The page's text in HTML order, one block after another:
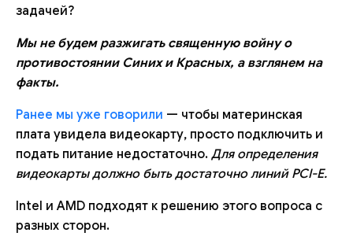
задачей?
Мы не будем разжигать священную войну о
противостоянии Синих и Красных, а взглянем на
факты.
Ранее мы уже говорили — чтобы материнская
плата увидела видеокарту, просто подключить и
подать питание недостаточно. Для определения
видеокарты должно быть достаточно линий PCI-E.
Intel и AMD подходят к решению этого вопроса с
разных сторон.